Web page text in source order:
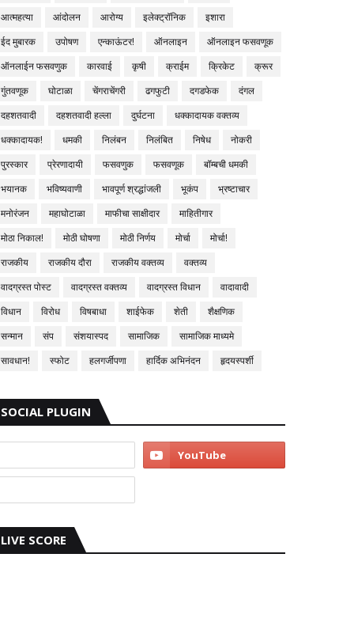
आत्महत्या
आंदोलन आरोग्य इलेक्ट्रॉनिक
इशारा
ईद मुबारक
उपोषण एन्काऊंटर! ऑनलाइन
ऑनलाइन फसवणूक
ऑनलाईन फसवणुक
कारवाई कृषी क्राईम क्रिकेट
क्रूर
गुंतवणूक
घोटाळा चेंगराचेंगरी ढगफुटी दगडफेक
दंगल
दहशतवादी
दहशतवादी हल्ला दुर्घटना
धक्कादायक वक्तव्य
धक्कादायक!
धमकी निलंबन निलंबित निषेध
नोकरी
पुरस्कार
प्रेरणादायी फसवणुक फसवणूक
बॉम्बची धमकी
भयानक
भविष्यवाणी भावपूर्ण श्रद्धांजली भूकंप
भ्रष्टाचार
मनोरंजन
महाघोटाळा माफीचा साक्षीदार
माहितीगार
मोठा निकाल!
मोठी घोषणा मोठी निर्णय मोर्चा
मोर्चा!
राजकीय
राजकीय दौरा राजकीय वक्तव्य
वक्तव्य
वादग्रस्त पोस्ट
वादग्रस्त वक्तव्य वादग्रस्त विधान
वादावादी
विधान
विरोध विषबाधा शाईफेक शेती
शैक्षणिक
सन्मान
संप संशयास्पद सामाजिक
सामाजिक माध्यमे
सावधान!
स्फोट हलगर्जीपणा हार्दिक अभिनंदन हृदयस्पर्शी
SOCIAL PLUGIN
LIVE SCORE